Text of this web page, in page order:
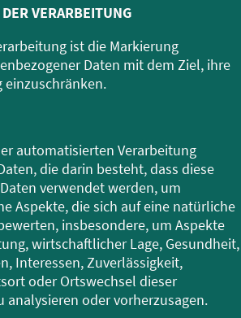
VERARBEITUNG
ist die Markierung
Daten mit dem Ziel, ihre
einzuschränken.
automatisierten Verarbeitung
die darin besteht, dass diese
verwendet werden, um
Aspekte, die sich auf eine natürliche
insbesondere, um Aspekte
wirtschaftlicher Lage, Gesundheit,
Interessen, Zuverlässigkeit,
oder Ortswechsel dieser
analysieren oder vorherzusagen.